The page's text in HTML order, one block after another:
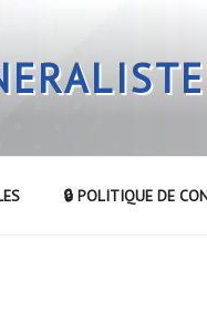
🔒 POLITIQUE DE